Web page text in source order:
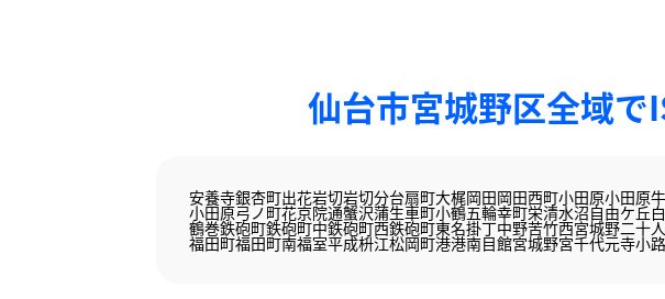
仙台市宮城野区全域で
安養寺銀杏町出花岩切岩切分台扇町大梶岡田岡田西町小田原小田原
小田原弓ノ町花京院通蟹沢蒲生車町小鶴五輪幸町栄清水沼自由ケ丘
鶴巻鉄砲町鉄砲町中鉄砲町西鉄砲町東名掛丁中野苦竹西宮城野二十
福田町福田町南福室平成枡江松岡町港港南目館宮城野宮千代元寺小路